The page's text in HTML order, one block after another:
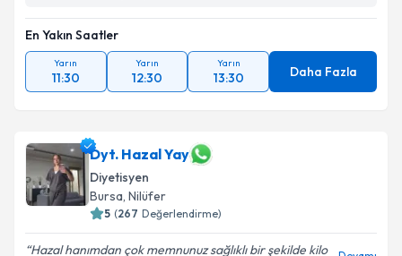
En Yakın Saatler
Yarın
11:30
Yarın
12:30
Yarın
13:30 Daha Fazla
Dyt. Hazal Yay
Diyetisyen
Bursa, Nilüfer
5 (267 Değerlendirme)
Hazal hanımdan çok memnunuz sağlıklı bir şekilde kilo